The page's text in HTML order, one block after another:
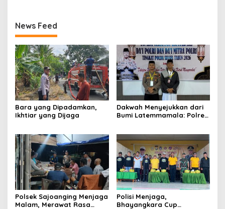
News Feed
Bara yang Dipadamkan,
Ikhtiar yang Dijaga
Dakwah Menyejukkan dari
Bumi Latemmamala: Polres
Polda Sulsel
Polsek Sajoanging Menjaga
Malam, Merawat Rasa
Polisi Menjaga,
Bhayangkara Cup